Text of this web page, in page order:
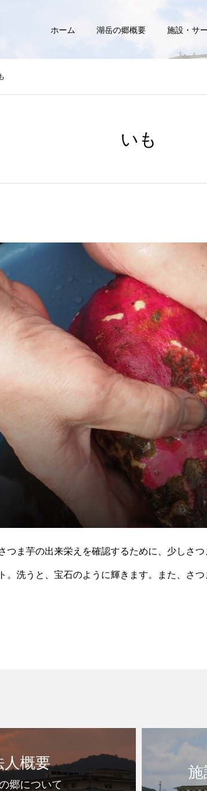
ホーム 湖岳の郷概要 施設・サ
いも
つま芋の出来栄えを確認するために、少しさ
。洗うと、宝石のように輝きます。また、さ
人概要
郷について
施